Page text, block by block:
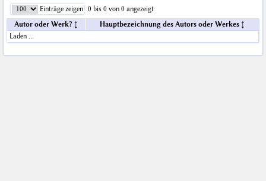
Einträge zeigen
0 bis 0 von 0 angezeigt
Autor oder Werk?
Hauptbezeichnung des Autors oder Werkes
Laden …